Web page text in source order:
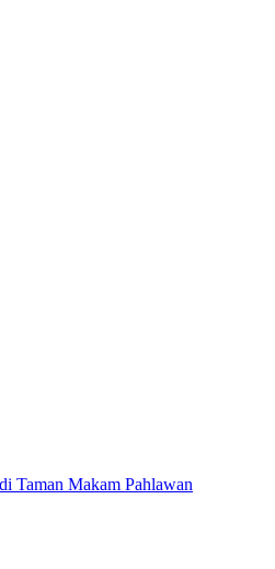
Taman Makam Pahlawan